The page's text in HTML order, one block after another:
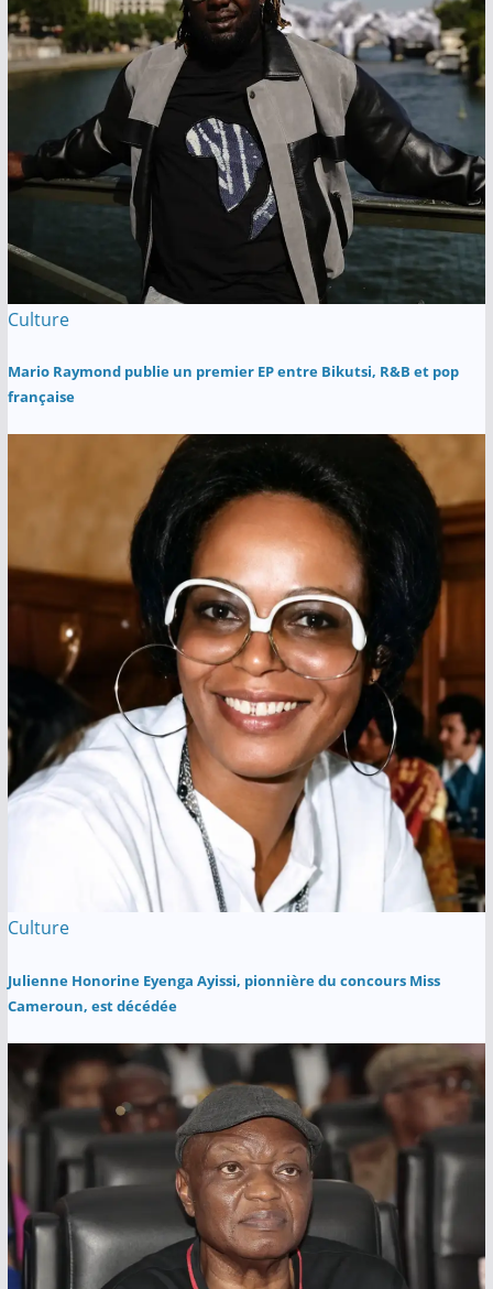
Culture
Mario Raymond publie un premier EP entre Bikutsi, R&B et pop
française
Culture
Julienne Honorine Eyenga Ayissi, pionnière du concours Miss
Cameroun, est décédée